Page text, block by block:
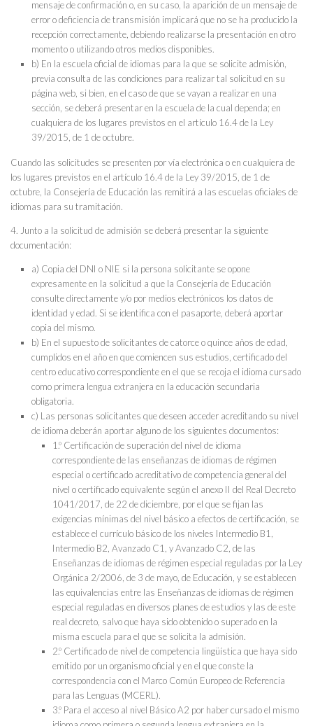
mensaje de confirmación o, en su caso, la aparición de un mensaje de
error o deficiencia de transmisión implicará que no se ha producido la
recepción correctamente, debiendo realizarse la presentación en otro
momento o utilizando otros medios disponibles.
b) En la escuela oficial de idiomas para la que se solicite admisión,
previa consulta de las condiciones para realizar tal solicitud en su
página web, si bien, en el caso de que se vayan a realizar en una
sección, se deberá presentar en la escuela de la cual dependa; en
cualquiera de los lugares previstos en el artículo 16.4 de la Ley
39/2015, de 1 de octubre.
Cuando las solicitudes se presenten por vía electrónica o en cualquiera de
los lugares previstos en el artículo 16.4 de la Ley 39/2015, de 1 de
octubre, la Consejería de Educación las remitirá a las escuelas oficiales de
idiomas para su tramitación.
4. Junto a la solicitud de admisión se deberá presentar la siguiente
documentación:
a) Copia del DNI o NIE si la persona solicitante se opone
expresamente en la solicitud a que la Consejería de Educación
consulte directamente y/o por medios electrónicos los datos de
identidad y edad. Si se identifica con el pasaporte, deberá aportar
copia del mismo.
b) En el supuesto de solicitantes de catorce o quince años de edad,
cumplidos en el año en que comiencen sus estudios, certificado del
centro educativo correspondiente en el que se recoja el idioma cursado
como primera lengua extranjera en la educación secundaria
obligatoria.
c) Las personas solicitantes que deseen acceder acreditando su nivel
de idioma deberán aportar alguno de los siguientes documentos:
1.º Certificación de superación del nivel de idioma
correspondiente de las enseñanzas de idiomas de régimen
especial o certificado acreditativo de competencia general del
nivel o certificado equivalente según el anexo II del Real Decreto
1041/2017, de 22 de diciembre, por el que se fijan las
exigencias mínimas del nivel básico a efectos de certificación, se
establece el currículo básico de los niveles Intermedio B1,
Intermedio B2, Avanzado C1, y Avanzado C2, de las
Enseñanzas de idiomas de régimen especial reguladas por la Ley
Orgánica 2/2006, de 3 de mayo, de Educación, y se establecen
las equivalencias entre las Enseñanzas de idiomas de régimen
especial reguladas en diversos planes de estudios y las de este
real decreto, salvo que haya sido obtenido o superado en la
misma escuela para el que se solicita la admisión.
2.º Certificado de nivel de competencia lingüística que haya sido
emitido por un organismo oficial y en el que conste la
correspondencia con el Marco Común Europeo de Referencia
para las Lenguas (MCERL).
3.º Para el acceso al nivel Básico A2 por haber cursado el mismo